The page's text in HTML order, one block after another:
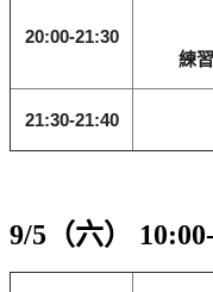
20:00-21:30
練
21:30-21:40
9/5（六）